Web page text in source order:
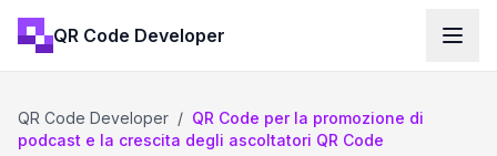
QR Code Developer
QR Code Developer / QR Code per la promozione di
podcast e la crescita degli ascoltatori QR Code